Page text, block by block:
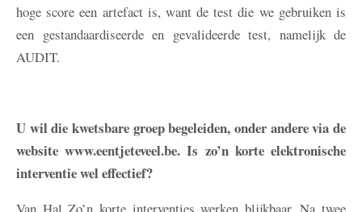
hoge score een artefact is, want de test die we gebruiken is
een gestandaardiseerde en gevalideerde test, namelijk de
AUDIT.
U wil die kwetsbare groep begeleiden, onder andere via de
website www.eentjeteveel.be. Is zo’n korte elektronische
interventie wel effectief?